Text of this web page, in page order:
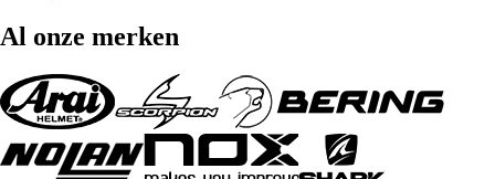
Al onze merken